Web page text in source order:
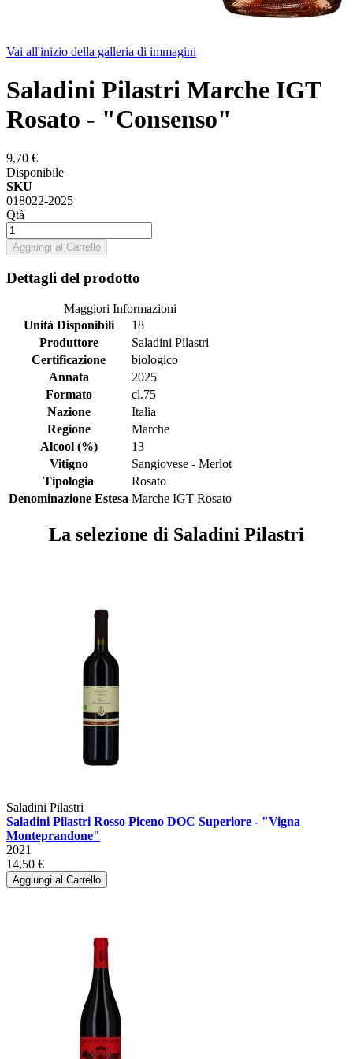
Vai all'inizio della galleria di immagini
Saladini Pilastri Marche IGT
Rosato - "Consenso"
9,70 €
Disponibile
SKU
018022-2025
Qtà
Aggiungi al Carrello
Dettagli del prodotto
Maggiori Informazioni
Unità Disponibili
18
Produttore
Saladini Pilastri
Certificazione
biologico
Annata
2025
Formato
cl.75
Nazione
Italia
Regione
Marche
Alcool (%)
13
Vitigno
Sangiovese - Merlot
Tipologia
Rosato
Denominazione Estesa Marche IGT Rosato
La selezione di Saladini Pilastri
Saladini Pilastri
Saladini Pilastri Rosso Piceno DOC Superiore - "Vigna
Monteprandone"
2021
14,50 €
Aggiungi al Carrello